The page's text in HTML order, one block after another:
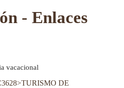
- Enlaces
vacacional